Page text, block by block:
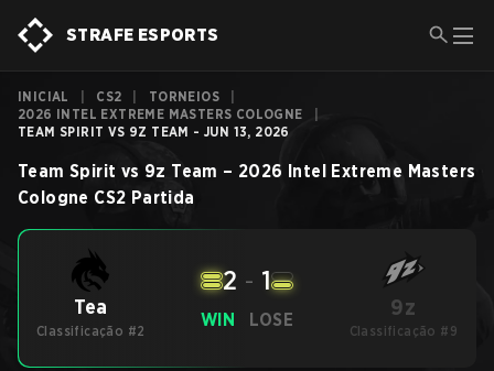
STRAFE ESPORTS
INICIAL CS2 TORNEIOS
2026 INTEL EXTREME MASTERS COLOGNE
TEAM SPIRIT VS 9Z TEAM - JUN 13, 2026
Team Spirit vs 9z Team – 2026 Intel Extreme Masters
Cologne CS2 Partida
Tea
Classificação #2
WIN
2 - 1
LOSE 9z
Classificação #9